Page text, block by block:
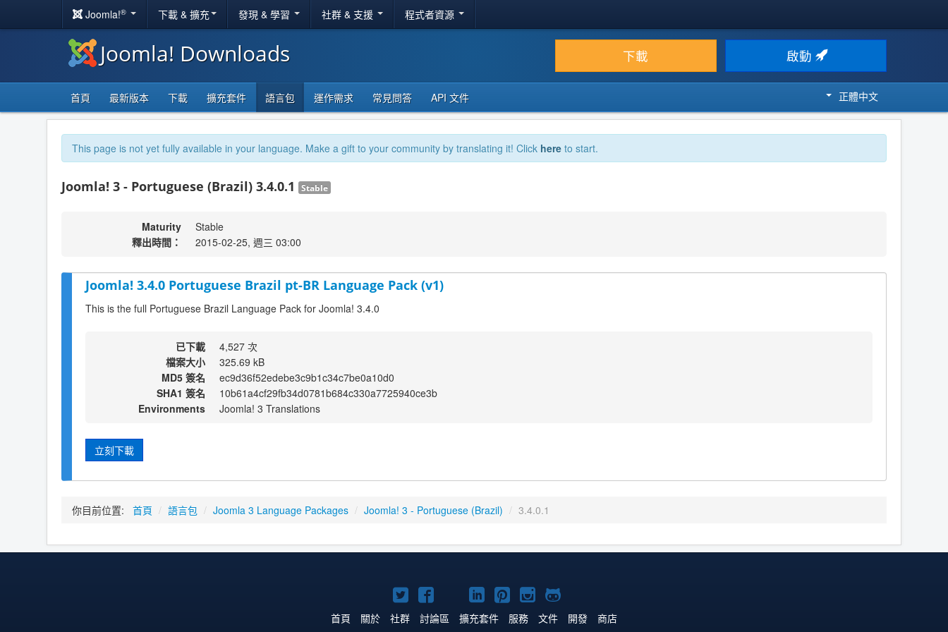
Joomla!® 下載 & 擴充 發現 & 學習 社群 & 支援 程式者資源
Joomla! Downloads 下載 啟動
首頁 最新版本 下載 擴充套件 語言包 運作需求 常見問答 API 文件 正體中文
This page is not yet fully available in your language. Make a gift to your community by translating it! Click here to start.
Joomla! 3 - Portuguese (Brazil) 3.4.0.1 Stable
Maturity
Stable
釋出時間：
2015-02-25, 週三 03:00
Joomla! 3.4.0 Portuguese Brazil pt-BR Language Pack (v1)
This is the full Portuguese Brazil Language Pack for Joomla! 3.4.0
已下載
4,527 次
檔案大小
325.69 kB
MD5 簽名
ec9d36f52edebe3c9b1c34c7be0a10d0
SHA1 簽名
10b61a4cf29fb34d0781b684c330a7725940ce3b
Environments
Joomla! 3 Translations
立刻下載
你目前位置: 首頁 / 語言包 / Joomla 3 Language Packages / Joomla! 3 - Portuguese (Brazil) / 3.4.0.1
Twitter
上
Facebook
上
YouTube
上
Linkedln
上
Pinterest
上
Instagram
上
GitHub
上
首頁 關於 社群 討論區 擴充套件 服務 文件 開發 商店